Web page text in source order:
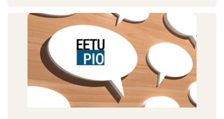
yrkande
överlämnat
riksdagen